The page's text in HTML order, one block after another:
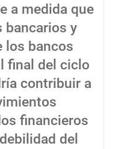
a medida que
bancarios y
los bancos
final del ciclo
contribuir a
financieros
del